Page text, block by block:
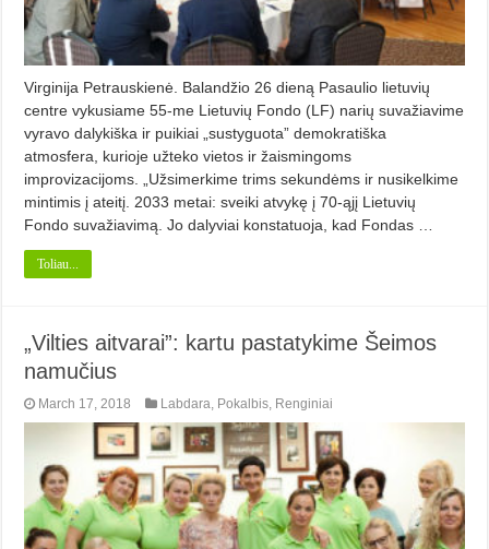
Virginija Petrauskienė. Balandžio 26 dieną Pasaulio lietuvių
centre vykusiame 55-me Lietuvių Fondo (LF) narių suvažiavime
vyravo dalykiška ir puikiai „sustyguota” demokratiška
atmosfera, kurioje užteko vietos ir žaismingoms
improvizacijoms. „Užsimerkime trims sekundėms ir nusikelkime
mintimis į ateitį. 2033 metai: sveiki atvykę į 70-ąjį Lietuvių
Fondo suvažiavimą. Jo dalyviai konstatuoja, kad Fondas …
Toliau...
„Vilties aitvarai”: kartu pastatykime Šeimos
namučius
March 17, 2018 Labdara, Pokalbis, Renginiai